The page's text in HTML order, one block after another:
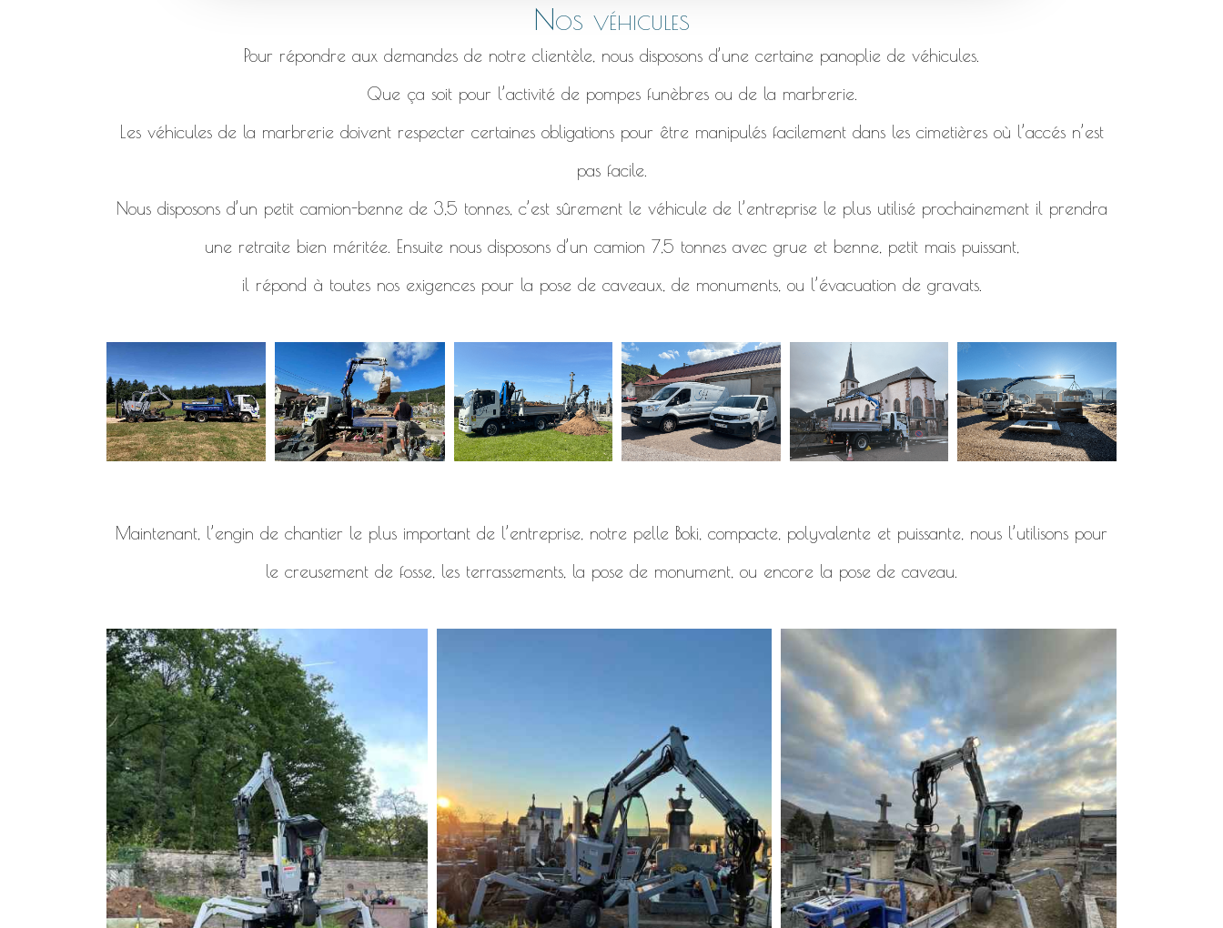
Nos véhicules
Pour répondre aux demandes de notre clientèle, nous disposons d’une certaine panoplie de véhicules.
Que ça soit pour l’activité de pompes funèbres ou de la marbrerie.
Les véhicules de la marbrerie doivent respecter certaines obligations pour être manipulés facilement dans les cimetières où l’accés n’est
pas facile.
Nous disposons d’un petit camion-benne de 3,5 tonnes, c’est sûrement le véhicule de l’entreprise le plus utilisé prochainement il prendra
une retraite bien méritée. Ensuite nous disposons d’un camion 7,5 tonnes avec grue et benne, petit mais puissant,
il répond à toutes nos exigences pour la pose de caveaux, de monuments, ou l’évacuation de gravats.
Maintenant, l’engin de chantier le plus important de l’entreprise, notre pelle Boki, compacte, polyvalente et puissante, nous l’utilisons pour
le creusement de fosse, les terrassements, la pose de monument, ou encore la pose de caveau.